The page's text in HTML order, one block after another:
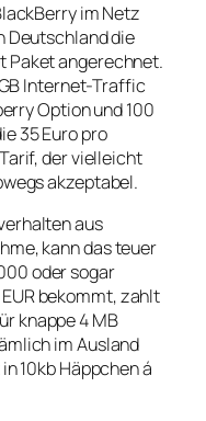
im Netz
Deutschland die
Paket angerechnet.
Internet-Traffic
Option und 100
35 Euro pro
der vielleicht
akzeptabel.
aus
kann das teuer
oder sogar
bekommt, zahlt
knappe 4 MB
im Ausland
10kb Häppchen á